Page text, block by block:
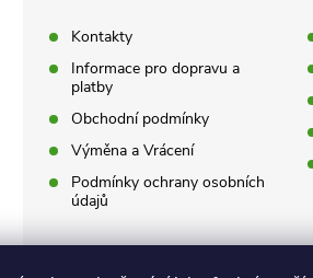
Kontakty
Informace pro dopravu a
platby
Obchodní podmínky
Výměna a Vrácení
Podmínky ochrany osobních
údajů